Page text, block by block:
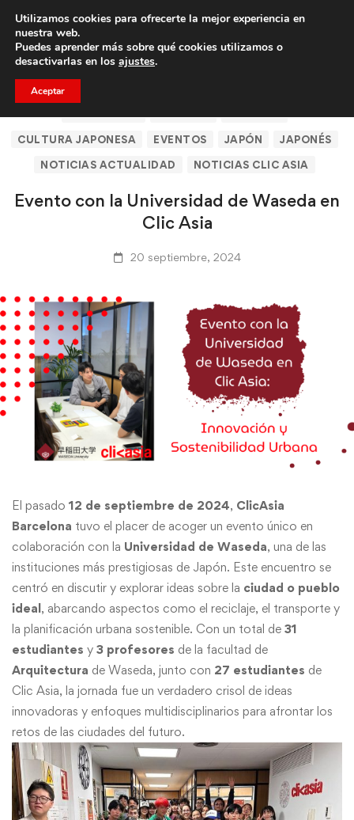
Trae a un amigo y llevaos un total de 75€ de descuento.
CULTURA JAPONESA
EVENTOS JAPÓN
JAPONÉS
NOTICIAS ACTUALIDAD
NOTICIAS CLIC ASIA
Evento con la Universidad de Waseda en
Clic Asia
20 septiembre, 2024
El pasado 12 de septiembre de 2024, ClicAsia
Barcelona tuvo el placer de acoger un evento único en
colaboración con la Universidad de Waseda, una de las
instituciones más prestigiosas de Japón. Este encuentro se
centró en discutir y explorar ideas sobre la ciudad o pueblo
ideal , abarcando aspectos como el reciclaje, el transporte y
la planificación urbana sostenible. Con un total de 31
estudiantes y 3 profesores de la facultad de
Arquitectura de Waseda, junto con 27 estudiantes de
Clic Asia, la jornada fue un verdadero crisol de ideas
innovadoras y enfoques multidisciplinarios para afrontar los
retos de las ciudades del futuro.
Utilizamos cookies para ofrecerte la mejor experiencia en
nuestra web.
Puedes aprender más sobre qué cookies utilizamos o
desactivarlas en los ajustes.
Aceptar